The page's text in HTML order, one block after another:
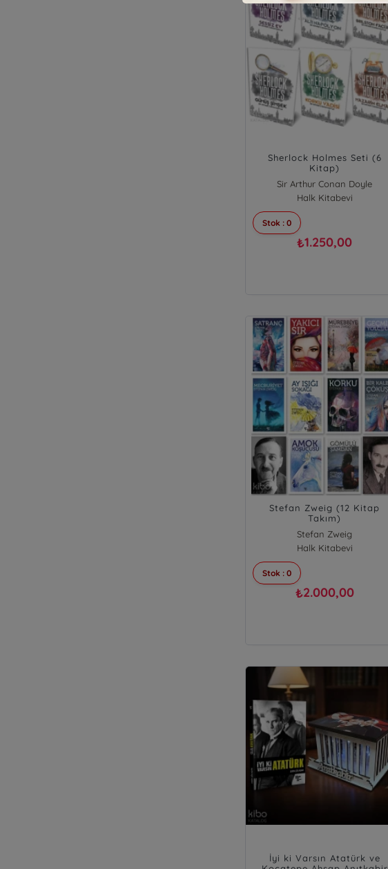
Sherlock Holmes Seti (6
Kitap)
Sir Arthur Conan Doyle
Halk Kitabevi
Stok : 0
₺1.250,00
Stefan Zweig (12 Kitap
Takım)
Stefan Zweig
Halk Kitabevi
Stok : 0
₺2.000,00
İyi ki Varsın Atatürk ve